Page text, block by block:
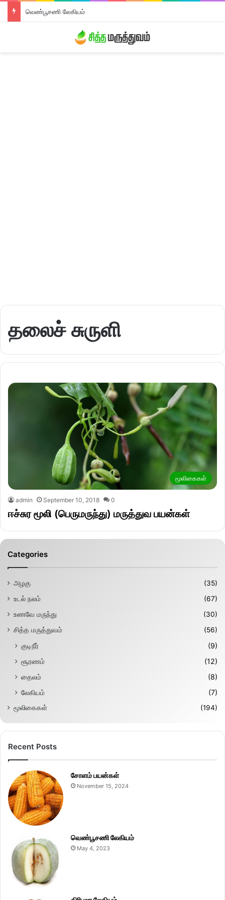
வெண்பூசணி லேகியம்
தலைச் சுருளி
மூலிகைகள்
admin September 10, 2018 0
ஈச்சுர மூலி (பெருமருந்து) மருத்துவ பயன்கள்
Categories
அழகு
(35)
உடல் நலம்
(67)
உணவே மருந்து
(30)
சித்த மருத்துவம்
(56)
குடிநீர்
(9)
சூரணம்
(12)
தைலம்
(8)
லேகியம்
(7)
மூலிகைகள் (194)
Recent Posts
சோளம் பயன்கள்
November 15, 2024
வெண்பூசணி லேகியம்
May 4, 2023